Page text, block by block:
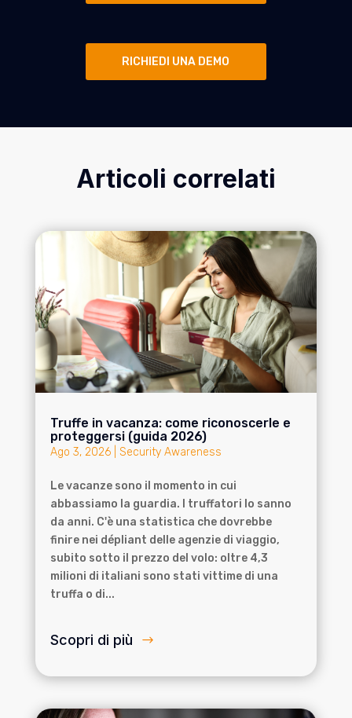
RICHIEDI UNA DEMO
Articoli correlati
Truffe in vacanza: come riconoscerle e
proteggersi (guida 2026)
Ago 3, 2026| Security Awareness
Le vacanze sono il momento in cui
abbassiamo la guardia. I truffatori lo sanno
da anni. C'è una statistica che dovrebbe
finire nei dépliant delle agenzie di viaggio,
subito sotto il prezzo del volo: oltre 4,3
milioni di italiani sono stati vittime di una
truffa o di...
Scopri di più